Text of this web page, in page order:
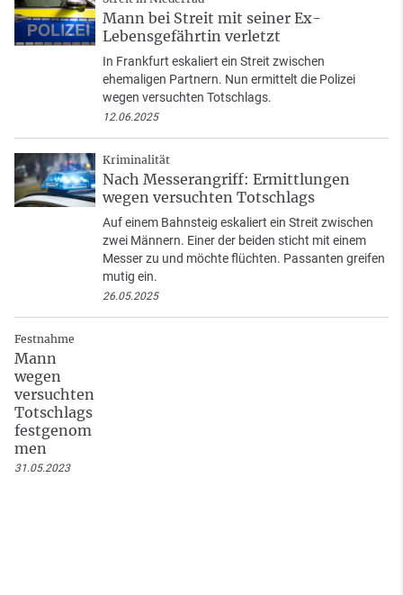
Mann bei Streit mit seiner Ex-
Lebensgefährtin verletzt
In Frankfurt eskaliert ein Streit zwischen
ehemaligen Partnern. Nun ermittelt die Polizei
wegen versuchten Totschlags.
12.06.2025
Kriminalität
Nach Messerangriff: Ermittlungen
wegen versuchten Totschlags
Auf einem Bahnsteig eskaliert ein Streit zwischen
zwei Männern. Einer der beiden sticht mit einem
Messer zu und möchte flüchten. Passanten greifen
mutig ein.
26.05.2025
Festnahme
Mann
wegen
versuchten
Totschlags
festgenom
men
31.05.2023